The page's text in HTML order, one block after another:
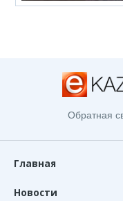
Обратная
Главная
Новости